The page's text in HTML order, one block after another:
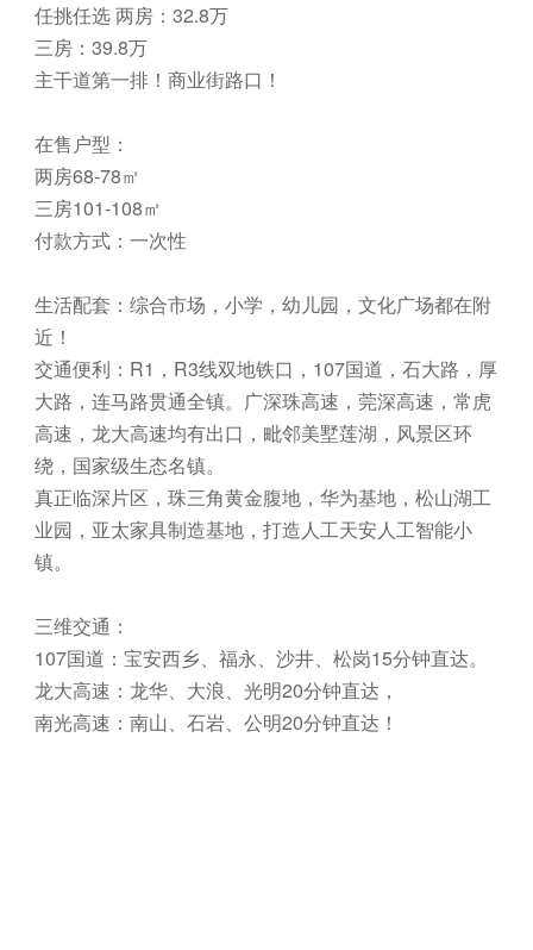
任挑任选 两房：32.8万
三房：39.8万
主干道第一排！商业街路口！
在售户型：
两房68-78㎡
三房101-108㎡
付款方式：一次性
生活配套：综合市场，小学，幼儿园，文化广场都在附
近！
交通便利：R1，R3线双地铁口，107国道，石大路，厚
大路，连马路贯通全镇。广深珠高速，莞深高速，常虎
高速，龙大高速均有出口，毗邻美墅莲湖，风景区环
绕，国家级生态名镇。
真正临深片区，珠三角黄金腹地，华为基地，松山湖工
业园，亚太家具制造基地，打造人工天安人工智能小
镇。
三维交通：
107国道：宝安西乡、福永、沙井、松岗15分钟直达。
龙大高速：龙华、大浪、光明20分钟直达，
南光高速：南山、石岩、公明20分钟直达！